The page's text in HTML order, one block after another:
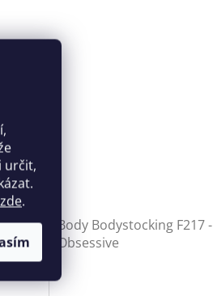
určit,
zde.
Body Bodystocking F217 -
Obsessive